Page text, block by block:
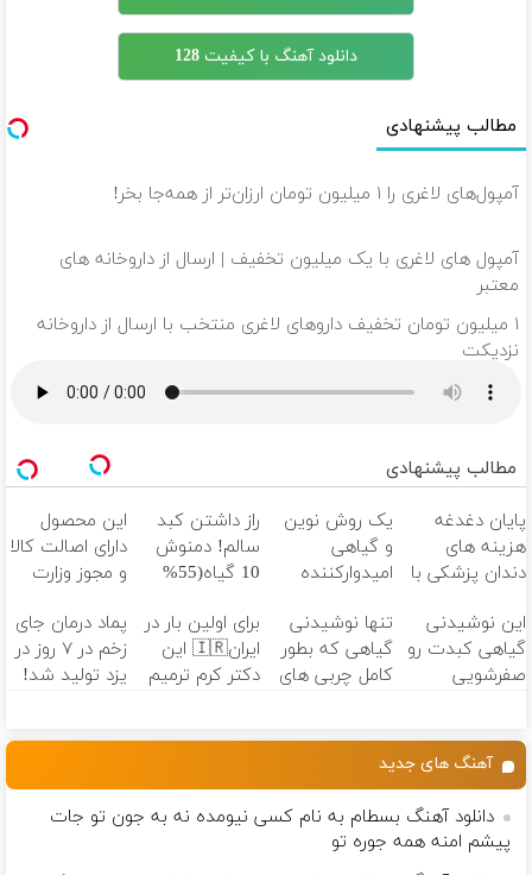
دانلود آهنگ با کیفیت 128
مطالب پیشنهادی
آمپول‌های لاغری را ۱ میلیون تومان ارزان‌تر از همه‌جا بخر!
آمپول های لاغری با یک میلیون تخفیف | ارسال از داروخانه های
معتبر
۱ میلیون تومان تخفیف داروهای لاغری منتخب با ارسال از داروخانه
نزدیکت
مطالب پیشنهادی
پایان دغدغه
هزینه های
دندان پزشکی با
کننده خانگی
یک روش نوین
و گیاهی
امیدوارکننده
مشکلات
کبدی55%تخفیف
راز داشتن کبد
سالم! دمنوش
10 گیاه(55%
این محصول
دارای اصالت کالا
و مجوز وزارت
است(55%تخفیف)
این نوشیدنی
گیاهی کبدت رو
صفرشویی
تنها نوشیدنی
گیاهی که بطور
کامل چربی های
برای اولین بار در
ایران🇮🇷 این
دکتر کرم ترمیم
پماد درمان جای
زخم در ۷ روز در
یزد تولید شد!
آهنگ های جدید
دانلود آهنگ بسطام به نام کسی نیومده نه به جون تو جات
پیشم امنه همه جوره تو